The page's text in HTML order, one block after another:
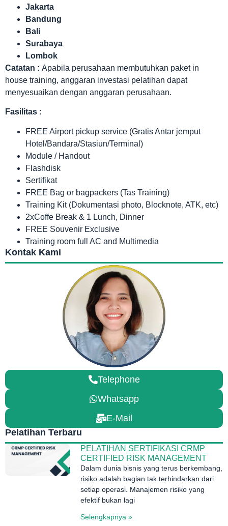
Jakarta
Bandung
Bali
Surabaya
Lombok
Catatan : Apabila perusahaan membutuhkan paket in
house training, anggaran investasi pelatihan dapat
menyesuaikan dengan anggaran perusahaan.
Fasilitas :
FREE Airport pickup service (Gratis Antar jemput
Hotel/Bandara/Stasiun/Terminal)
Module / Handout
Flashdisk
Sertifikat
FREE Bag or bagpackers (Tas Training)
Training Kit (Dokumentasi photo, Blocknote, ATK, etc)
2xCoffe Break & 1 Lunch, Dinner
FREE Souvenir Exclusive
Training room full AC and Multimedia
Kontak Kami
Telephone
Whatsapp
E-Mail
Pelatihan Terbaru
PELATIHAN SERTIFIKASI CRMP
CERTIFIED RISK MANAGEMENT
Dalam dunia bisnis yang terus berkembang,
risiko adalah bagian tak terhindarkan dari
setiap operasi. Manajemen risiko yang
efektif bukan lagi
Selengkapnya »